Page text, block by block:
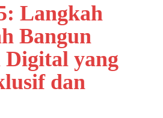
Langkah
Bangun
Digital yang
dan